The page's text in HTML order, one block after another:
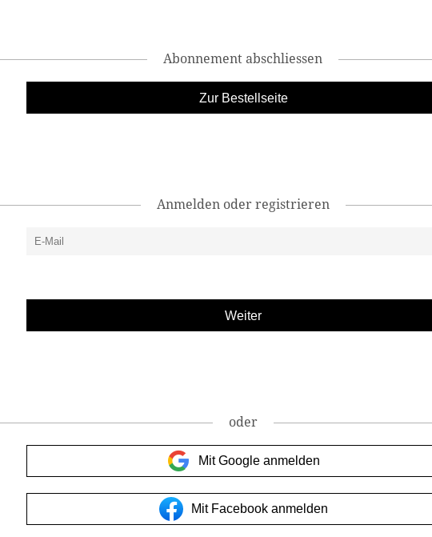
Abonnement abschliessen
Zur Bestellseite
Anmelden oder registrieren
oder
Mit Google anmelden
Mit Facebook anmelden